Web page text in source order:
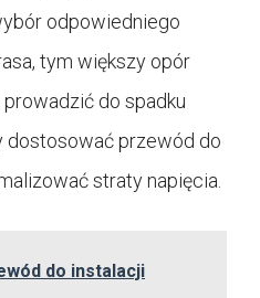
odpowiedniego
tym większy opór
do spadku
dostosować przewód do
straty napięcia.
do instalacji